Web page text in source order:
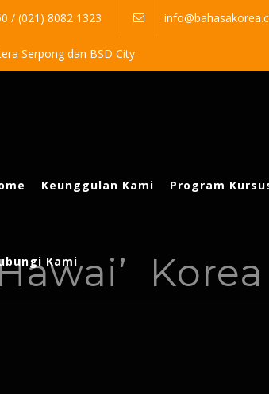
/ (021) 8082 1323
Serpong dan BSD City
Keunggulan Kami Program
Kami